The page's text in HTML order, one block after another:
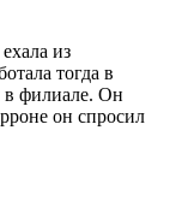
из
тогда в
в филиале. Он
он спросил